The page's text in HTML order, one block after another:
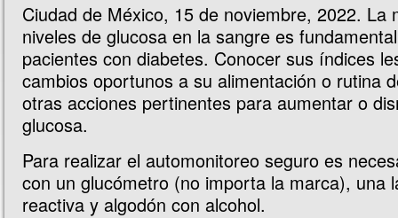
Ciudad de México, 15 de noviembre, 2022. La
niveles de glucosa en la sangre es
pacientes con diabetes. Conocer sus índices
cambios oportunos a su alimentación o rutina
otras acciones pertinentes para aumentar o
glucosa.
Para realizar el automonitoreo seguro es
con un glucómetro (no importa la marca), una
reactiva y algodón con alcohol.